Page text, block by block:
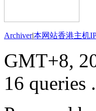
Archiver|本网站香港主机
GMT+8,
16 queries .